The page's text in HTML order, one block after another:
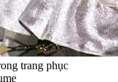
trang phục